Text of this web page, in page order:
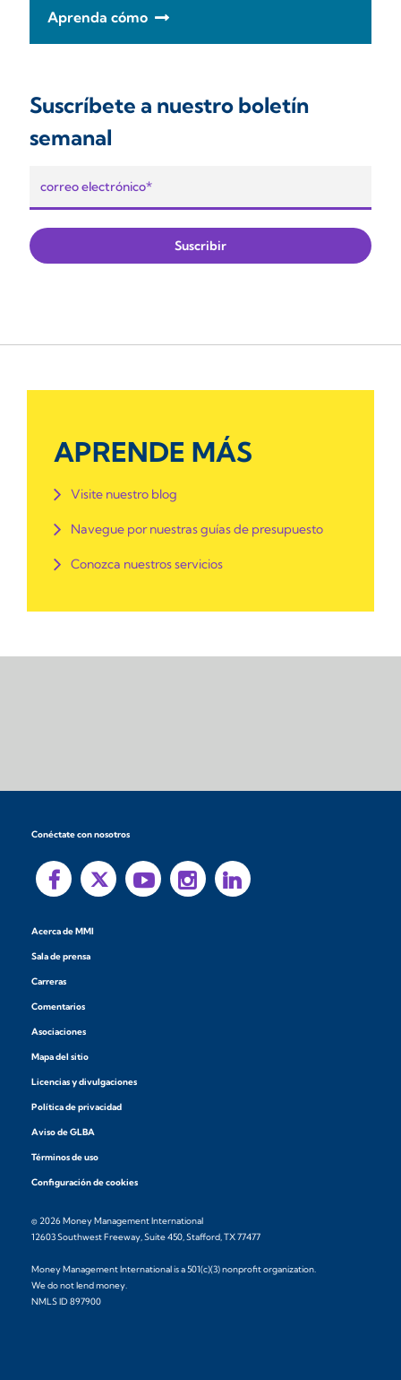
Aprenda cómo
Suscríbete a nuestro boletín
semanal
APRENDE MÁS
Visite nuestro blog
Navegue por nuestras guías de presupuesto
Conozca nuestros servicios
Conéctate con nosotros
Acerca de MMI
Sala de prensa
Carreras
Comentarios
Asociaciones
Mapa del sitio
Licencias y divulgaciones
Política de privacidad
Aviso de GLBA
Términos de uso
Configuración de cookies
© 2026 Money Management International
12603 Southwest Freeway, Suite 450, Stafford, TX 77477
Money Management International is a 501(c)(3) nonprofit organization.
We do not lend money.
NMLS ID 897900